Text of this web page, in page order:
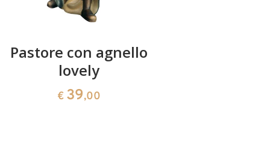
Pastore con agnello
lovely
€ 39,00